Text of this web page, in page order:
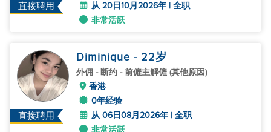
直接聘用
从 20日10月2026年 | 全职
非常活跃
直接聘用
Diminique - 22岁
外佣 - 断约 - 前僱主解僱 (其他原因)
香港
0年经验
从 06日08月2026年 | 全职
非常活跃